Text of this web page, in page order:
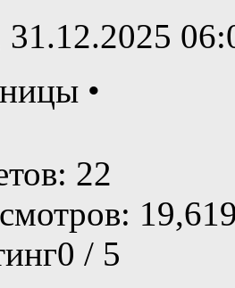
31.12.2025
•
22
/ 5